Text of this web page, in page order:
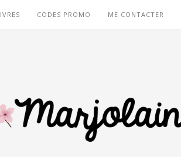
CODES PROMO ME CONTACTER